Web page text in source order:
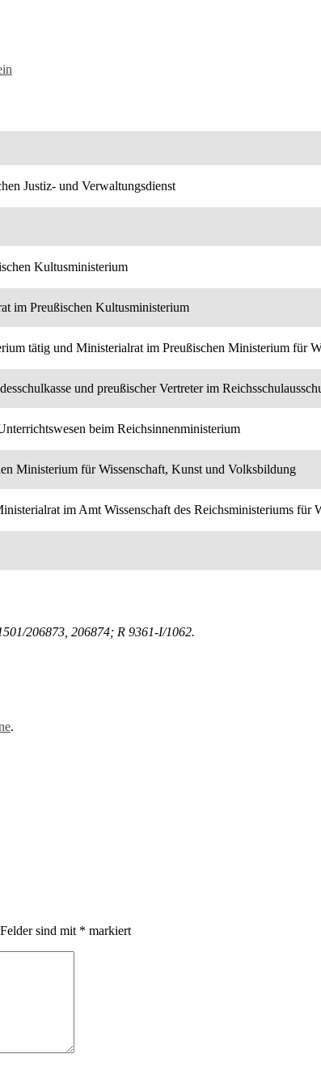
Justiz- und Verwaltungsdienst
Kultusministerium
im Preußischen Kultusministerium
tätig und Ministerialrat im Preußischen Ministerium für
und preußischer Vertreter im
beim Reichsinnenministerium
Ministerium für Wissenschaft, Kunst und Volksbildung
im Amt Wissenschaft des Reichsministeriums
206873, 206874; R 9361-I/1062.
.
sind mit * markiert